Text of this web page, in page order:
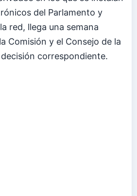
del Parlamento y
red, llega una semana
Comisión y el Consejo de la
correspondiente.